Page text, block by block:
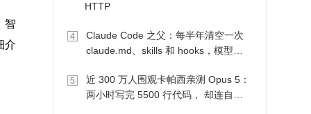
智
介
HTTP
4
Claude Code 之父：每半年清空一次
claude.md、skills 和 hooks，模型自
5
近 300 万人围观卡帕西亲测 Opus 5：
两小时写完 5500 行代码， 却连自己